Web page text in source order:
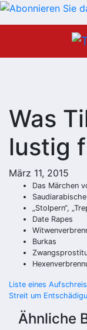
Was
lustig
März 11, 2015
Das Märchen
„Stolpern“,
Date Rapes
Burkas
Liste eines Aufschreis
Streit um
Ähnliche